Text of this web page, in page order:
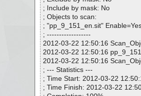
; Include by mask: No
; Objects to scan:
; "pp_9_151_en.sit"
; ------------------
2012-03-22 12:50:16
2012-03-22 12:50:16
2012-03-22 12:50:16
; --- Statistics ---
; Time Start: 2012-03-22
; Time Finish: 2012-03-22